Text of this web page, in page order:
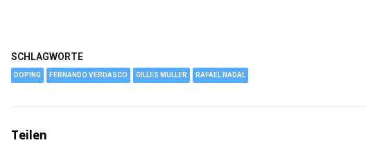
SCHLAGWORTE
DOPING FERNANDO VERDASCO GILLES MULLER RAFAEL NADAL
Teilen